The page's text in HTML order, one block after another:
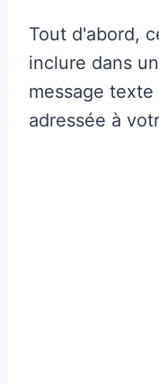
Tout d'abord,
inclure dans
message
adressée à